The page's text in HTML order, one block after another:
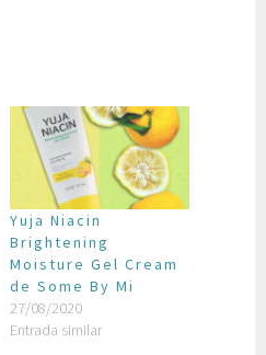
Yuja Niacin
Brightening
Moisture Gel Cream
de Some By Mi
27/08/2020
Entrada similar